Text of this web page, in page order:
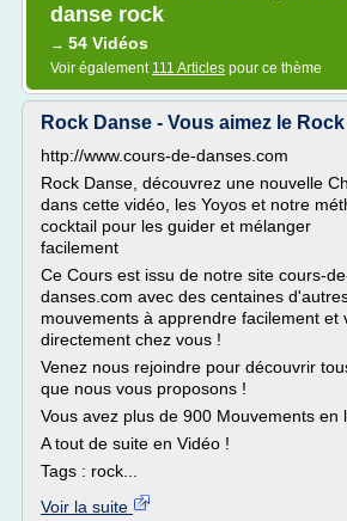
danse rock
→ 54 Vidéos
Voir également 111 Articles pour ce thème
Rock Danse - Vous aimez le
http://www.cours-de-danses.com
Rock Danse, découvrez une nouvelle
dans cette vidéo, les Yoyos et notre
cocktail pour les guider et mélanger
facilement
Ce Cours est issu de notre site cours-
danses.com avec des centaines
mouvements à apprendre facilement et
directement chez vous !
Venez nous rejoindre pour découvrir
que nous vous proposons !
Vous avez plus de 900 Mouvements en
A tout de suite en Vidéo !
Tags : rock...
Voir la suite